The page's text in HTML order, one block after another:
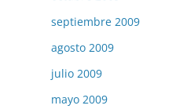
septiembre 2009
agosto 2009
julio 2009
mayo 2009